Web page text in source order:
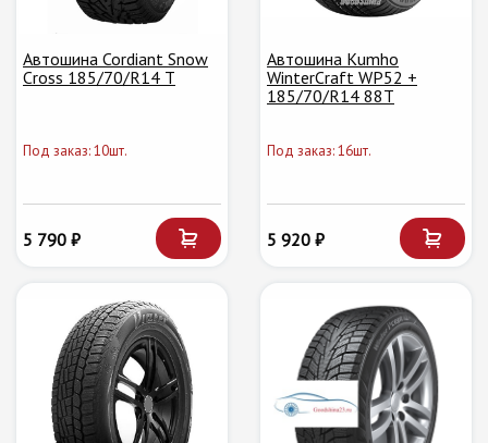
Автошина Cordiant Snow
Cross 185/70/R14 T
Под заказ: 10шт.
5 790 ₽
Автошина Kumho
WinterCraft WP52 +
185/70/R14 88T
Под заказ: 16шт.
5 920 ₽